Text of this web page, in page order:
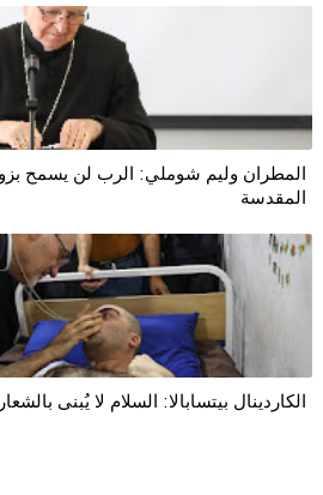
المطران وليم شوملي: الرب لن يسمح
المقدسة
الكاردينال بيتسابالا: السلام لا يُبنى